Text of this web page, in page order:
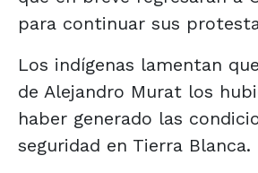
para continuar sus
Los indígenas lamentan
de Alejandro Murat los
haber generado las
seguridad en Tierra Blanca.